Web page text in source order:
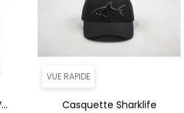
VUE RAPIDE
Casquette Sharklife